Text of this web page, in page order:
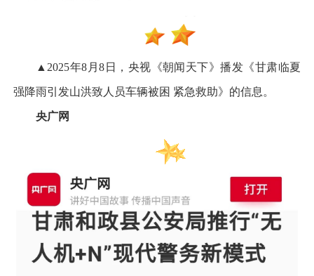
▲2025年8月8日，央视《朝闻天下》播发《甘肃临夏
强降雨引发山洪致人员车辆被困 紧急救助》的信息。
央广网